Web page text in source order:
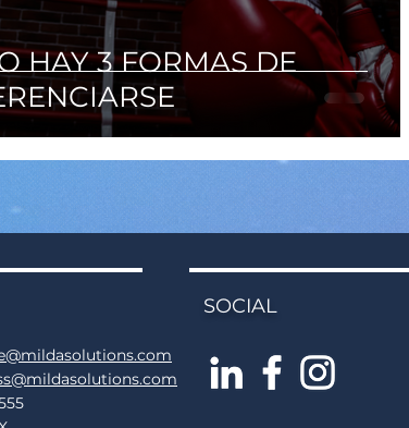
HAY 3 FORMAS DE
SOCIAL